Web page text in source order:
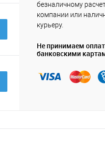
безналичному
компании или
курьеру.
Не принимаем
банковскими